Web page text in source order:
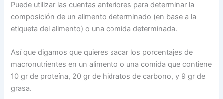
Puede utilizar las cuentas anteriores para determinar la
composición de un alimento determinado (en base a la
etiqueta del alimento) o una comida determinada.
Así que digamos que quieres sacar los porcentajes de
macronutrientes en un alimento o una comida que contiene
10 gr de proteína, 20 gr de hidratos de carbono, y 9 gr de
grasa.